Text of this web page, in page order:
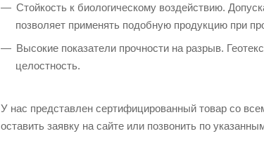
Стойкость к биологическому воздействию.
позволяет применять подобную продукцию при
Высокие показатели прочности на разрыв.
целостность.
У нас представлен сертифицированный товар со
оставить заявку на сайте или позвонить по